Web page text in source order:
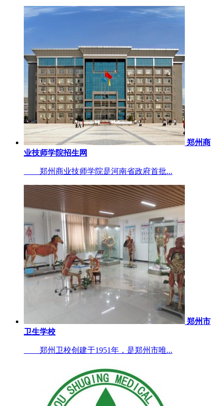
郑州商
业技师学院招生网
郑州商业技师学院是河南省政府首批...
郑州市
卫生学校
郑州卫校创建于1951年，是郑州市唯...